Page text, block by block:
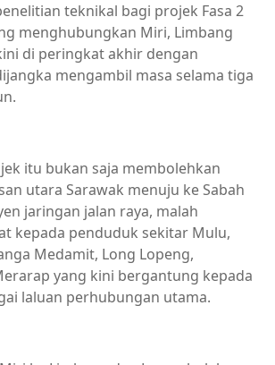
teknikal bagi projek Fasa 2
menghubungkan Miri, Limbang
di peringkat akhir dengan
mengambil masa selama tiga
itu bukan saja membolehkan
utara Sarawak menuju ke Sabah
jaringan jalan raya, malah
kepada penduduk sekitar Mulu,
Medamit, Long Lopeng,
yang kini bergantung kepada
laluan perhubungan utama.